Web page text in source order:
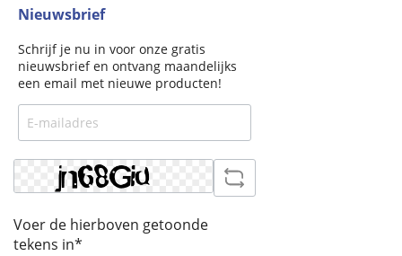
Nieuwsbrief
Schrijf je nu in voor onze gratis
nieuwsbrief en ontvang maandelijks
een email met nieuwe producten!
Voer de hierboven getoonde
tekens in*